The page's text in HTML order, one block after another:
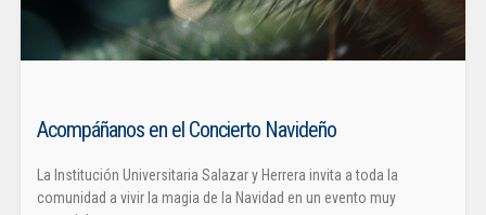
Acompáñanos en el Concierto Navideño
La Institución Universitaria Salazar y Herrera invita a toda la
comunidad a vivir la magia de la Navidad en un evento muy